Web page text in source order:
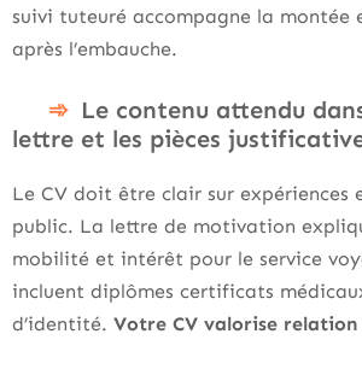
suivi tuteuré accompagne la montée
après l’embauche.
Le contenu attendu
lettre et les pièces
Le CV doit être clair sur expériences
public. La lettre de motivation
mobilité et intérêt pour le service
incluent diplômes certificats
d’identité. Votre CV valorise relation